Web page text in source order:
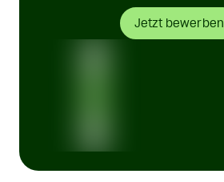
Jetzt bewerben